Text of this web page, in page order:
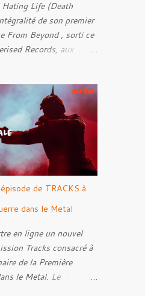
Life (Death
de son premier
From Beyond , sorti ce
Records, aux
l'artwork a été réalisé
Tracklist: 01. Into The
Embrace 03. A
Against The
Beyond 06. The
de TRACKS à
dans le Metal
en ligne un nouvel
Tracks consacré à
de la Première
le Metal. Le